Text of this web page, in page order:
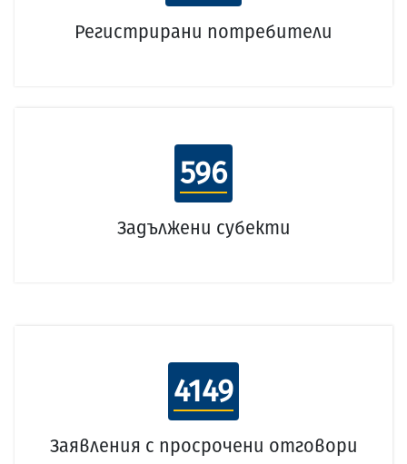
Регистрирани потребители
596
Задължени субекти
4149
Заявления с просрочени отговори